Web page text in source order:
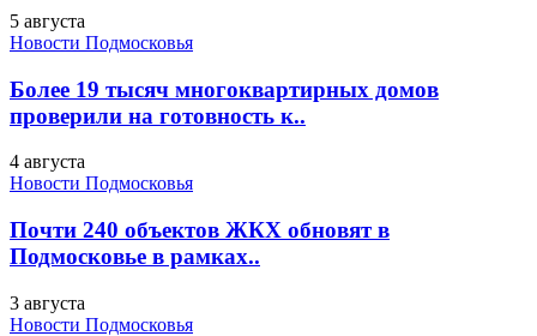
5 августа
Новости Подмосковья
Более 19 тысяч многоквартирных домов
проверили на готовность к..
4 августа
Новости Подмосковья
Почти 240 объектов ЖКХ обновят в
Подмосковье в рамках..
3 августа
Новости Подмосковья